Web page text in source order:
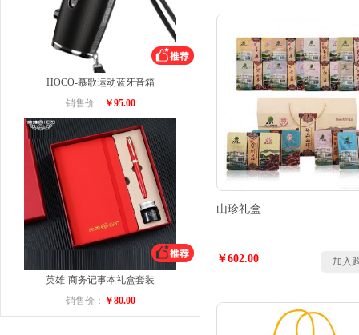
HOCO-慕歌运动蓝牙音箱
销售价： ￥95.00
英雄-商务记事本礼盒套装
销售价： ￥80.00
山珍礼盒
￥602.00 加入